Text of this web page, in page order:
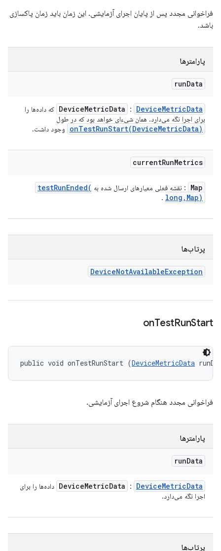
فراخوانی مجدد پس از پایان اجرای آزمایشی. این زمان باید زمان پاکسازی
باشد.
پارامترها
runData
DeviceMetricData : DeviceMetricData
که داده‌ها را
برای اجرا نگه می‌دارد. همان شیء‌ای خواهد بود که در طول
onTestRunStart(DeviceMetricData) وجود داشت.
currentRunMetrics
Map : نقشه فعلی معیارهای ارسال شده به testRunEnded(
long , Map)
.
پرتاب‌ها
DeviceNotAvailableException
onTestRunStart
public void onTestRunStart (DeviceMetricData
فراخوانی مجدد هنگام شروع اجرای آزمایشی.
پارامترها
runData
DeviceMetricData : DeviceMetricData
داده‌ها را برای
اجرا نگه می‌دارد.
پرتاب‌ها